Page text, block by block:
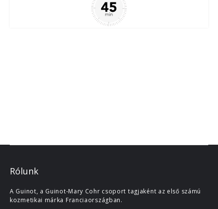
Rólunk
A Guinot, a Guinot-Mary Cohr csoport tagjaként az első számú
kozmetikai márka Franciaországban.